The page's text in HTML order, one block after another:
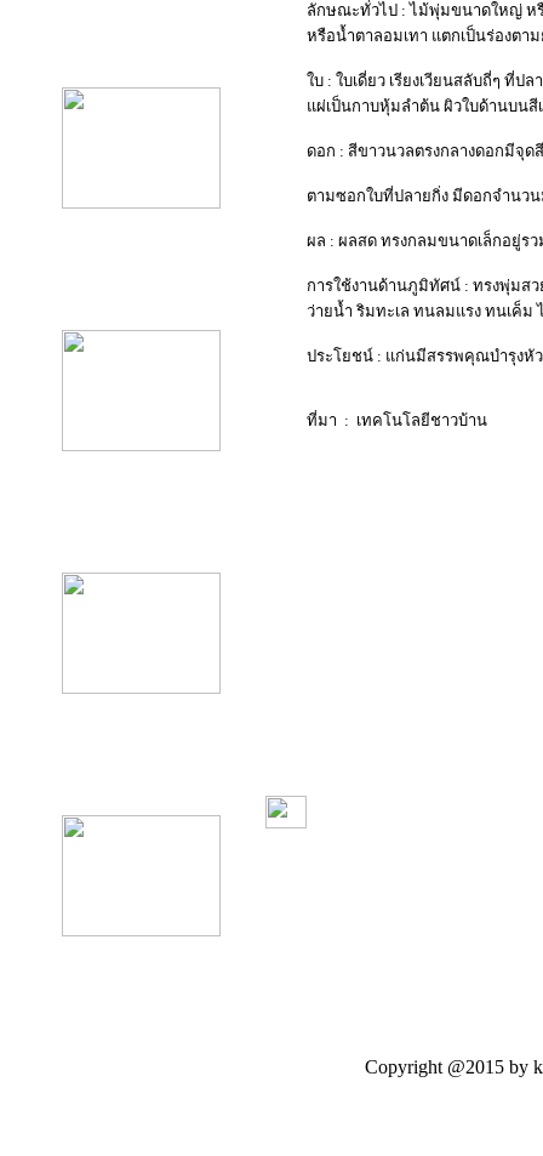
ลักษณะทั่วไป : ไม้พุ่มขนาดใหญ่ หรื
หรือน้ำตาลอมเทา แตกเป็นร่องตาม
ใบ : ใบเดี่ยว เรียงเวียนสลับถี่ๆ ที่ป
แผ่เป็นกาบหุ้มลำต้น ผิวใบด้านบน
ดอก : สีขาวนวลตรงกลางดอกมีจุ
ตามซอกใบที่ปลายกิ่ง มีดอกจำนว
ผล : ผลสด ทรงกลมขนาดเล็กอยู่ร
การใช้งานด้านภูมิทัศน์ : ทรงพุ่มส
ว่ายน้ำ ริมทะเล ทนลมแรง ทนเค็ม
ประโยชน์ : แก่นมีสรรพคุณบำรุงหั
ที่มา : เทคโนโลยีชาวบ้าน
Copyright @2015 by